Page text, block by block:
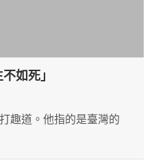
如死」
道。他指的是臺灣的